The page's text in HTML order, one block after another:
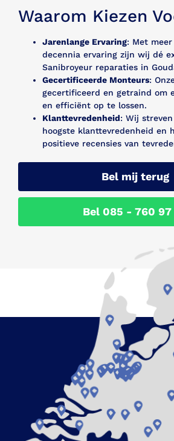
Waarom Kiezen
Jarenlange Ervaring: Met
decennia ervaring zijn wij dé
Sanibroyeur reparaties in
Gecertificeerde Monteurs:
gecertificeerd en getraind om
en efficiënt op te lossen.
Klanttevredenheid: Wij
hoogste klanttevredenheid en
positieve recensies van
Bel mij terug
Bel 085 - 760 97